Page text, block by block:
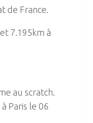
de France.
7.195km à
au scratch.
Paris le 06